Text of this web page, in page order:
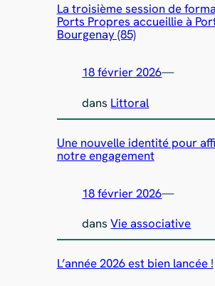
La troisième session de
Ports Propres accueillie à
Bourgenay (85)
18 février 2026—
dans Littoral
Une nouvelle identité pour
notre engagement
18 février 2026—
dansVie associative
L’année 2026 est bien lancée !